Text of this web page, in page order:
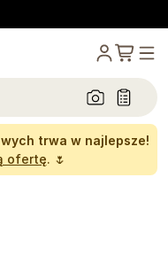
trwa w najlepsze!
ofertę. 🌷